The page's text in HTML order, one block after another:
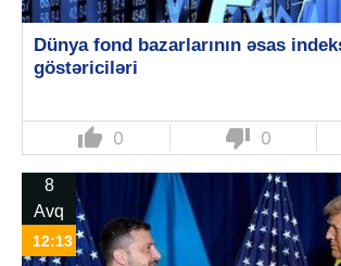
Dünya fond bazarlarının əsas
göstəriciləri
thumb_up 0 thumb_down 0
8
Avq
12:13